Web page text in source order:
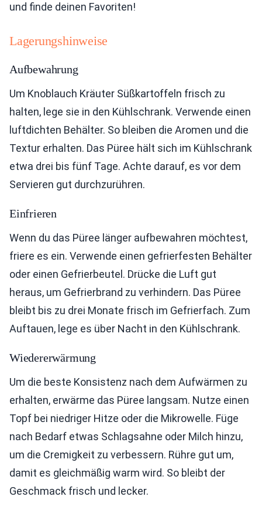
und finde deinen Favoriten!
Lagerungshinweise
Aufbewahrung
Um Knoblauch Kräuter Süßkartoffeln frisch zu
halten, lege sie in den Kühlschrank. Verwende einen
luftdichten Behälter. So bleiben die Aromen und die
Textur erhalten. Das Püree hält sich im Kühlschrank
etwa drei bis fünf Tage. Achte darauf, es vor dem
Servieren gut durchzurühren.
Einfrieren
Wenn du das Püree länger aufbewahren möchtest,
friere es ein. Verwende einen gefrierfesten Behälter
oder einen Gefrierbeutel. Drücke die Luft gut
heraus, um Gefrierbrand zu verhindern. Das Püree
bleibt bis zu drei Monate frisch im Gefrierfach. Zum
Auftauen, lege es über Nacht in den Kühlschrank.
Wiedererwärmung
Um die beste Konsistenz nach dem Aufwärmen zu
erhalten, erwärme das Püree langsam. Nutze einen
Topf bei niedriger Hitze oder die Mikrowelle. Füge
nach Bedarf etwas Schlagsahne oder Milch hinzu,
um die Cremigkeit zu verbessern. Rühre gut um,
damit es gleichmäßig warm wird. So bleibt der
Geschmack frisch und lecker.